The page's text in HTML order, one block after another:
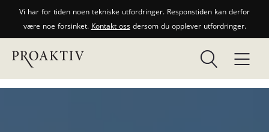
Vi har for tiden noen tekniske utfordringer. Responstiden kan derfor
være noe forsinket. Kontakt ossdersom du opplever utfordringer.